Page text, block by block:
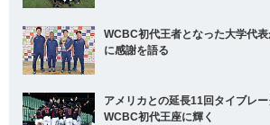
WCBC初代王者となった大学代
に感謝を語る
アメリカとの延長11回タイブレ
WCBC初代王座に輝く